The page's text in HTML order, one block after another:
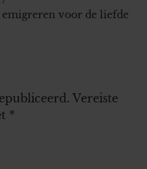
emigreren voor de liefde
Vereiste
*